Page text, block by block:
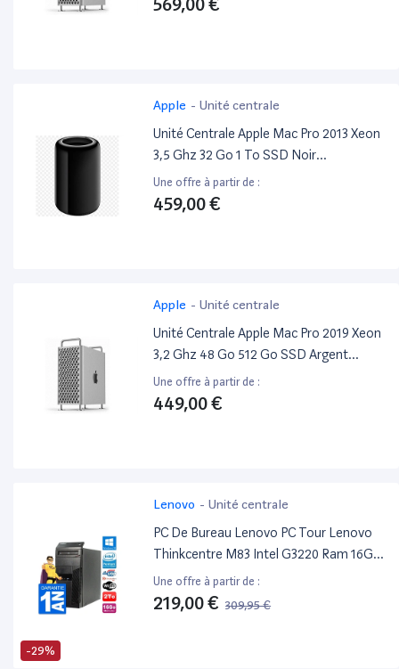
Apple - Unité centrale
Unité Centrale Apple Mac Pro 2013 Xeon
3,5 Ghz 32 Go 1 To SSD Noir
Reconditionné
Une offre à partir de :
459,00 €
Apple - Unité centrale
Unité Centrale Apple Mac Pro 2019 Xeon
3,2 Ghz 48 Go 512 Go SSD Argent
Reconditionné
Une offre à partir de :
449,00 €
-29%
Lenovo - Unité centrale
PC De Bureau Lenovo PC Tour Lenovo
Thinkcentre M83 Intel G3220 Ram 16Go
Disque 2To Windows 10 WiFi
Une offre à partir de :
219,00 € 309,95 €